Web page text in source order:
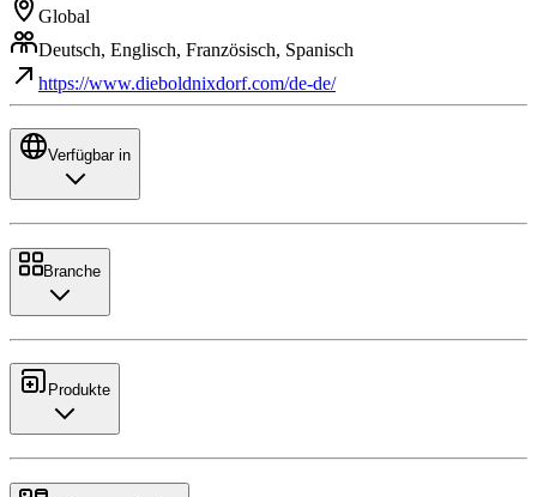
Global
Deutsch, Englisch, Französisch, Spanisch
https://www.dieboldnixdorf.com/de-de/
Verfügbar in
Branche
Produkte